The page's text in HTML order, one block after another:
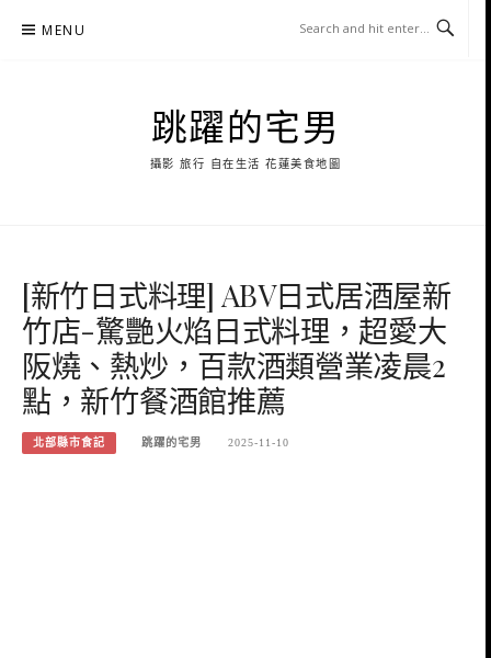
MENU
跳躍的宅男
攝影 旅行 自在生活 花蓮美食地圖
[新竹日式料理] ABV日式居酒屋新
竹店-驚艷火焰日式料理，超愛大
阪燒、熱炒，百款酒類營業凌晨2
點，新竹餐酒館推薦
北部縣市食記 跳躍的宅男 2025-11-10